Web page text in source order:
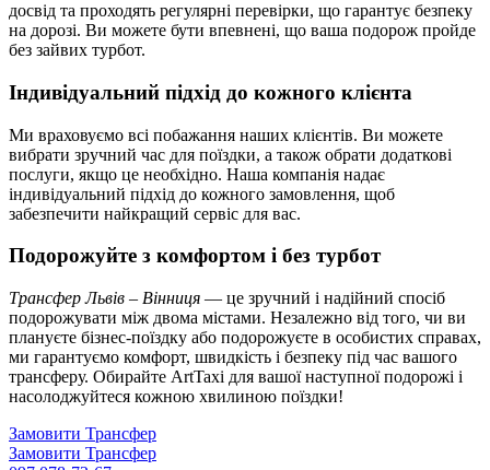
досвід та проходять регулярні перевірки, що гарантує безпеку
на дорозі. Ви можете бути впевнені, що ваша подорож пройде
без зайвих турбот.
Індивідуальний підхід до кожного клієнта
Ми враховуємо всі побажання наших клієнтів. Ви можете
вибрати зручний час для поїздки, а також обрати додаткові
послуги, якщо це необхідно. Наша компанія надає
індивідуальний підхід до кожного замовлення, щоб
забезпечити найкращий сервіс для вас.
Подорожуйте з комфортом і без турбот
Трансфер Львів – Вінниця — це зручний і надійний спосіб
подорожувати між двома містами. Незалежно від того, чи ви
плануєте бізнес-поїздку або подорожуєте в особистих справах,
ми гарантуємо комфорт, швидкість і безпеку під час вашого
трансферу. Обирайте ArtTaxi для вашої наступної подорожі і
насолоджуйтеся кожною хвилиною поїздки!
Замовити Трансфер
Замовити Трансфер